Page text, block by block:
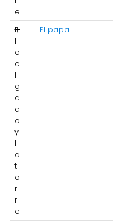
e
E
l
c
o
l
g
a
d
o
y
l
a
t
o
r
r
e
➕ El papa